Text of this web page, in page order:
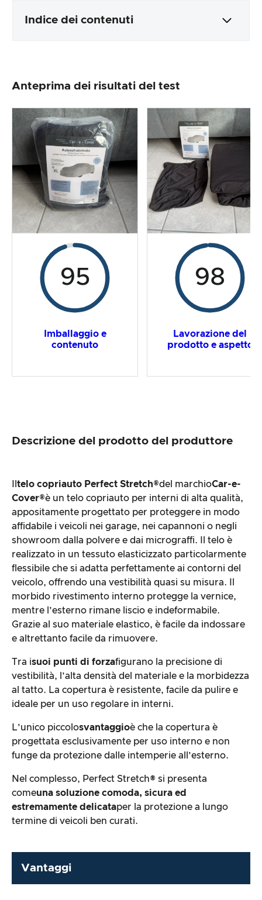
Indice dei contenuti
Lavorazione e aspetto del prodotto
La prova pratica
Rapporto prezzo/prestazioni
Risultato complessivo
Anteprima dei risultati del test
95
Imballaggio e
contenuto
98
Lavorazione del
prodotto e aspetto
Descrizione del prodotto del produttore
telo copriauto Perfect Stretch®del marchioCar-e-
Cover®è un telo copriauto per interni di alta qualità,
appositamente progettato per proteggere in modo
affidabile i veicoli nei garage, nei capannoni o negli
showroom dalla polvere e dai micrograffi. Il telo è
realizzato in un tessuto elasticizzato particolarmente
flessibile che si adatta perfettamente ai contorni del
veicolo, offrendo una vestibilità quasi su misura. Il
morbido rivestimento interno protegge la vernice,
mentre l’esterno rimane liscio e indeformabile.
Grazie al suo materiale elastico, è facile da indossare
e altrettanto facile da rimuovere.
Tra isuoi punti di forzafigurano la precisione di
vestibilità, l’alta densità del materiale e la morbidezza
al tatto. La copertura è resistente, facile da pulire e
ideale per un uso regolare in interni.
L’unico piccolosvantaggioè che la copertura è
progettata esclusivamente per uso interno e non
funge da protezione dalle intemperie all’esterno.
Nel complesso, Perfect Stretch® si presenta
comeuna soluzione comoda, sicura ed
estremamente delicataper la protezione a lungo
termine di veicoli ben curati.
Vantaggi